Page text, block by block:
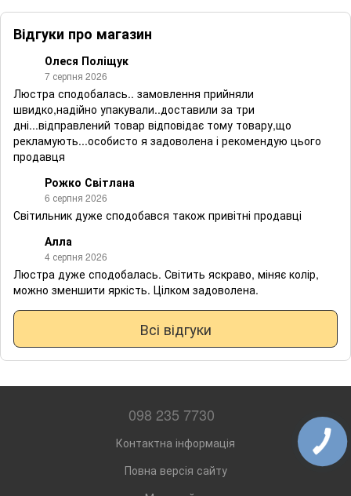
Відгуки про магазин
Олеся Поліщук
7 серпня 2026
Люстра сподобалась.. замовлення прийняли
швидко,надійно упакували..доставили за три
дні...відправлений товар відповідає тому товару,що
рекламують...особисто я задоволена і рекомендую цього
продавця
Рожко Світлана
6 серпня 2026
Світильник дуже сподобався також привітні продавці
Алла
4 серпня 2026
Люстра дуже сподобалась. Світить яскраво, міняє колір,
можно зменшити яркість. Цілком задоволена.
Всі відгуки
098 235 7730
Контактна інформація
Повна версія сайту